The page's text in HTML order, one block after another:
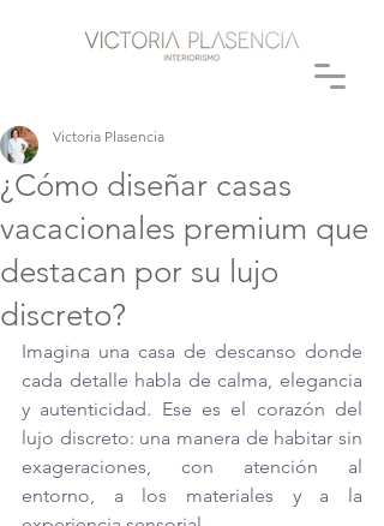
¿Cómo diseñar casas
vacacionales premium que
destacan por su lujo
discreto?
Victoria Plasencia
Imagina una casa de descanso donde
cada detalle habla de calma, elegancia
y autenticidad. Ese es el corazón del
lujo discreto: una manera de habitar sin
exageraciones, con atención al
entorno, a los materiales y a la